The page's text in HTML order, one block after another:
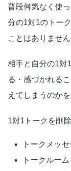
普段何気なく使
分の1対1のトー
ことはありません
相手と自分の1対
る・感づかれる
えてしまうのか
1対1トークを削
トークメッ
トークルー